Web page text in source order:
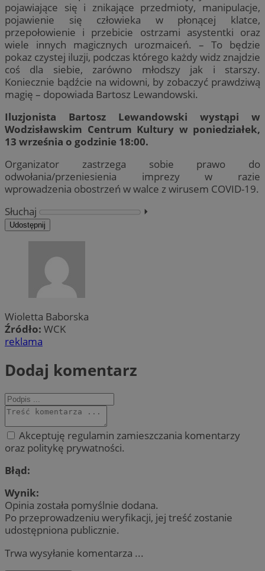
pojawiające się i znikające przedmioty, manipulacje,
pojawienie się człowieka w płonącej klatce,
przepołowienie i przebicie ostrzami asystentki oraz
wiele innych magicznych urozmaiceń. – To będzie
pokaz czystej iluzji, podczas którego każdy widz znajdzie
coś dla siebie, zarówno młodszy jak i starszy.
Koniecznie bądźcie na widowni, by zobaczyć prawdziwą
magię – dopowiada Bartosz Lewandowski.
Iluzjonista Bartosz Lewandowski wystąpi w
Wodzisławskim Centrum Kultury w poniedziałek,
13 września o godzinie 18:00.
Organizator zastrzega sobie prawo do
odwołania/przeniesienia imprezy w razie
wprowadzenia obostrzeń w walce z wirusem COVID-19.
Słuchaj
⏵︎
Udostępnij
Wioletta Baborska
Źródło: WCK
reklama
Dodaj komentarz
Akceptuję regulamin zamieszczania komentarzy
oraz politykę prywatności.
Błąd:
Wynik:
Opinia została pomyślnie dodana.
Po przeprowadzeniu weryfikacji, jej treść zostanie
udostępniona publicznie.
Trwa wysyłanie komentarza ...